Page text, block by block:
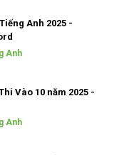
Anh 2025 -
Anh
Vào 10 năm 2025 -
Anh